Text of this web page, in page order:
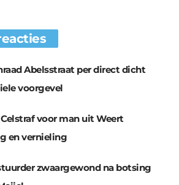
Abelsstraat per direct dicht
voorgevel
Celstraf voor man uit Weert
en vernieling
zwaargewond na botsing